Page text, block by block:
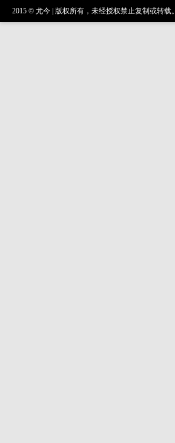
2015 © 尤今 | 版权所有，未经授权禁止复制或转载。